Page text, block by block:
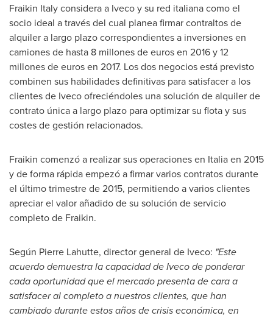
Fraikin Italy considera a Iveco y su red italiana como el
socio ideal a través del cual planea firmar contraltos de
alquiler a largo plazo correspondientes a inversiones en
camiones de hasta 8 millones de euros en 2016 y 12
millones de euros en 2017. Los dos negocios está previsto
combinen sus habilidades definitivas para satisfacer a los
clientes de Iveco ofreciéndoles una solución de alquiler de
contrato única a largo plazo para optimizar su flota y sus
costes de gestión relacionados.
Fraikin comenzó a realizar sus operaciones en Italia en 2015
y de forma rápida empezó a firmar varios contratos durante
el último trimestre de 2015, permitiendo a varios clientes
apreciar el valor añadido de su solución de servicio
completo de Fraikin.
Según Pierre Lahutte, director general de Iveco: "Este
acuerdo demuestra la capacidad deIvecode ponderar
cada oportunidad que el mercado presenta de cara a
satisfacer al completo a nuestros clientes, que han
cambiado durante estos años de crisis económica, en